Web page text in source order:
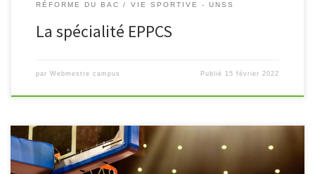
RÉFORME DU BAC VIE SPORTIVE - UNSS
La spécialité EPPCS
par Webmestre campus Publié 15 février 2022